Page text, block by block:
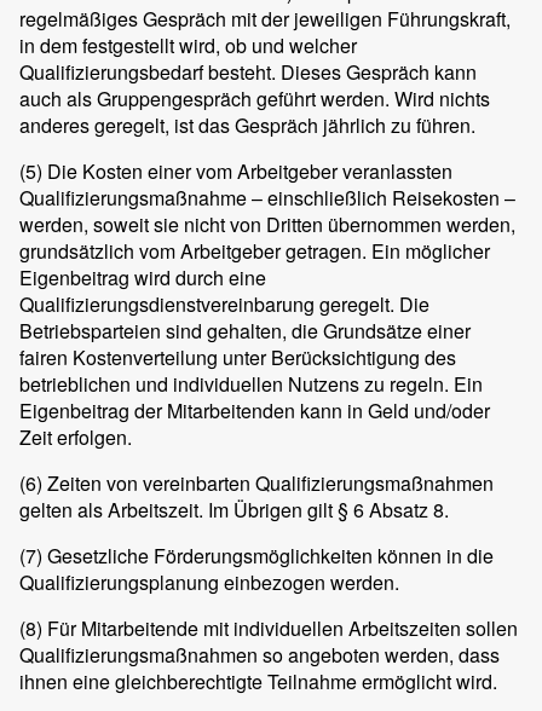
regelmäßiges Gespräch mit der jeweiligen Führungskraft,
in dem festgestellt wird, ob und welcher
Qualifizierungsbedarf besteht. Dieses Gespräch kann
auch als Gruppengespräch geführt werden. Wird nichts
anderes geregelt, ist das Gespräch jährlich zu führen.
(5) Die Kosten einer vom Arbeitgeber veranlassten
Qualifizierungsmaßnahme – einschließlich Reisekosten –
werden, soweit sie nicht von Dritten übernommen werden,
grundsätzlich vom Arbeitgeber getragen. Ein möglicher
Eigenbeitrag wird durch eine
Qualifizierungsdienstvereinbarung geregelt. Die
Betriebsparteien sind gehalten, die Grundsätze einer
fairen Kostenverteilung unter Berücksichtigung des
betrieblichen und individuellen Nutzens zu regeln. Ein
Eigenbeitrag der Mitarbeitenden kann in Geld und/oder
Zeit erfolgen.
(6) Zeiten von vereinbarten Qualifizierungsmaßnahmen
gelten als Arbeitszeit. Im Übrigen gilt § 6 Absatz 8.
(7) Gesetzliche Förderungsmöglichkeiten können in die
Qualifizierungsplanung einbezogen werden.
(8) Für Mitarbeitende mit individuellen Arbeitszeiten sollen
Qualifizierungsmaßnahmen so angeboten werden, dass
ihnen eine gleichberechtigte Teilnahme ermöglicht wird.